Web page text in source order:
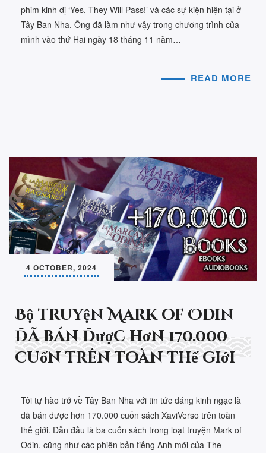
phim kinh dị ‘Yes, They Will Pass!’ và các sự kiện hiện tại ở
Tây Ban Nha. Ông đã làm như vậy trong chương trình của
mình vào thứ Hai ngày 18 tháng 11 năm…
READ MORE
4 OCTOBER, 2024
Bộ truyện Mark of Odin
đã bán được hơn 170.000
cuốn trên toàn thế giới
Tôi tự hào trở về Tây Ban Nha với tin tức đáng kinh ngạc là
đã bán được hơn 170.000 cuốn sách XaviVerso trên toàn
thế giới. Dẫn đầu là ba cuốn sách trong loạt truyện Mark of
Odin, cũng như các phiên bản tiếng Anh mới của The